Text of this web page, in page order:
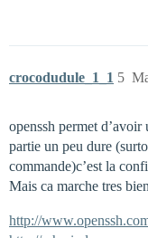
crocodudule_1_1 5
openssh permet
partie un peu dure
commande)c’est la
Mais ca marche tres bien
http://